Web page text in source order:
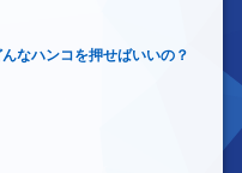
なハンコを押せばいいの？